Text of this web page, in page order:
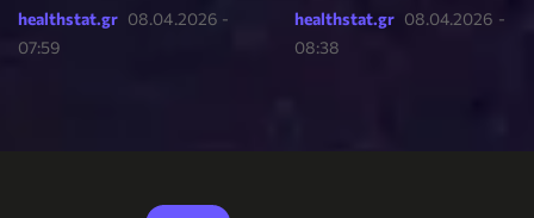
healthstat.gr 08.04.2026 -
07:59
healthstat.gr 08.04.2026 -
08:38